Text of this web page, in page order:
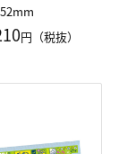
円（税抜）